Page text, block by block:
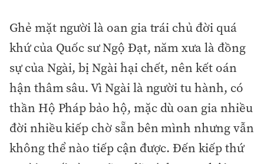
Ghẻ mặt người là oan gia trái chủ đời quá
khứ của Quốc sư Ngộ Đạt, năm xưa là đồng
sự của Ngài, bị Ngài hại chết, nên kết oán
hận thâm sâu. Vì Ngài là người tu hành, có
thần Hộ Pháp bảo hộ, mặc dù oan gia nhiều
đời nhiều kiếp chờ sẵn bên mình nhưng vẫn
không thể nào tiếp cận được. Đến kiếp thứ